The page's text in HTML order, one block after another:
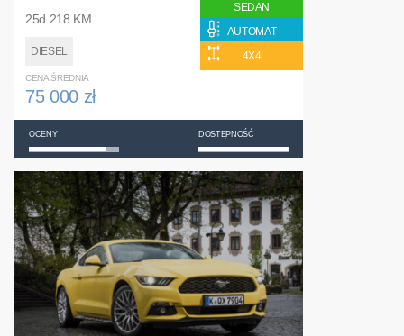
25d 218 KM
DIESEL
SEDAN
AUTOMAT
4X4
CENA ŚREDNIA
75 000 zł
OCENY DOSTĘPNOŚĆ